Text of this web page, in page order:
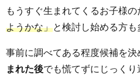
もうすぐ生まれてくるお子様の
ようかな」と検討し始める方も
事前に調べてある程度候補を決
まれた後でも慌てずにじっくり